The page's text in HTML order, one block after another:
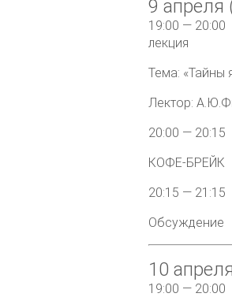
9 апреля
19:00 — 20:00
лекция
Тема: «Тайны
Лектор:
20:00 — 20:15
КОФЕ-БРЕЙК
20:15 — 21:15
Обсуждение
10
19:00 — 20:00